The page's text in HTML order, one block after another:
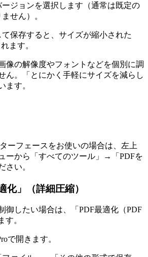
ジョンを選択します（通常は既定の
せん）。
保存すると、サイズが縮小された
ます。
像の解像度やフォントなどを個別に調
ん。「とにかく手軽にサイズを減らし
ます。
ーフェースをお使いの場合は、左上
ーから「すべてのツール」→「PDFを
さい。
化」（詳細圧縮）
御したい場合は、「PDF最適化（PDF
す。
で開きます。